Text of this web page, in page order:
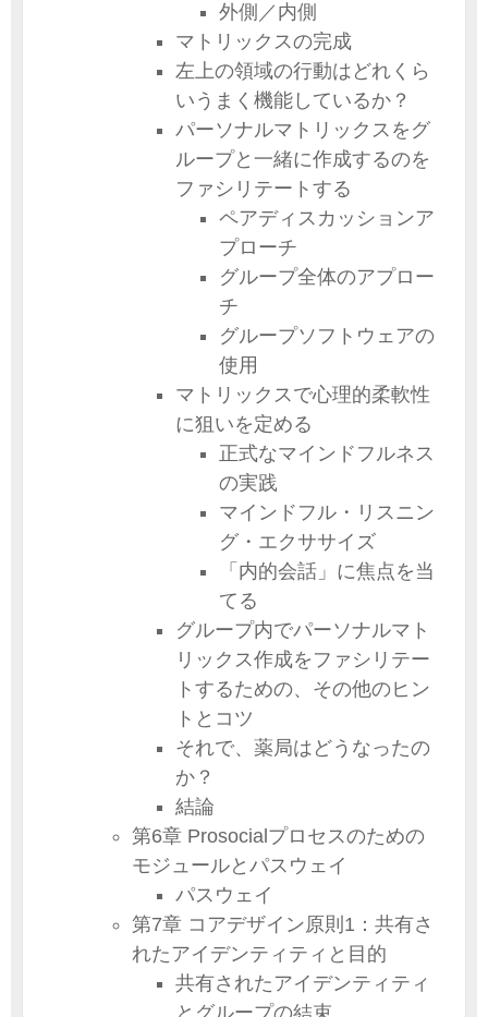
外側／内側
マトリックスの完成
左上の領域の行動はどれくら
いうまく機能しているか？
パーソナルマトリックスをグ
ループと一緒に作成するのを
ファシリテートする
ペアディスカッションア
プローチ
グループ全体のアプロー
チ
グループソフトウェアの
使用
マトリックスで心理的柔軟性
に狙いを定める
正式なマインドフルネス
の実践
マインドフル・リスニン
グ・エクササイズ
「内的会話」に焦点を当
てる
グループ内でパーソナルマト
リックス作成をファシリテー
トするための、その他のヒン
トとコツ
それで、薬局はどうなったの
か？
結論
第6章 Prosocialプロセスのための
モジュールとパスウェイ
パスウェイ
第7章 コアデザイン原則1：共有さ
れたアイデンティティと目的
共有されたアイデンティティ